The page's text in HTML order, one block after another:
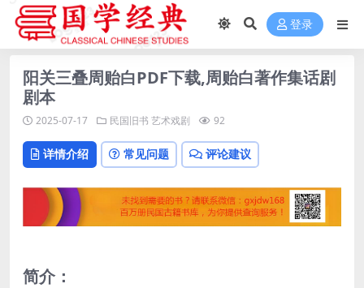
登录
阳关三叠周贻白PDF下载,周贻白著作集话剧
剧本
2025-07-17 民国旧书 艺术戏剧 92
详情介绍 常见问题 评论建议
简介：